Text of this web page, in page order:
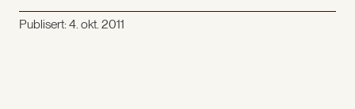
Publisert:4. okt. 2011